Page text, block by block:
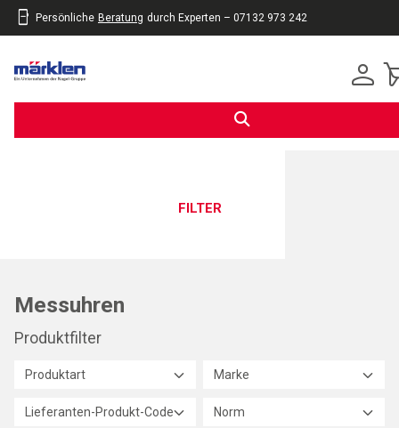
Persönliche Beratung durch Experten – 07132 973 242
FILTER
Messuhren
Produktfilter
Produktart Marke
Lieferanten-Produkt-Code Norm